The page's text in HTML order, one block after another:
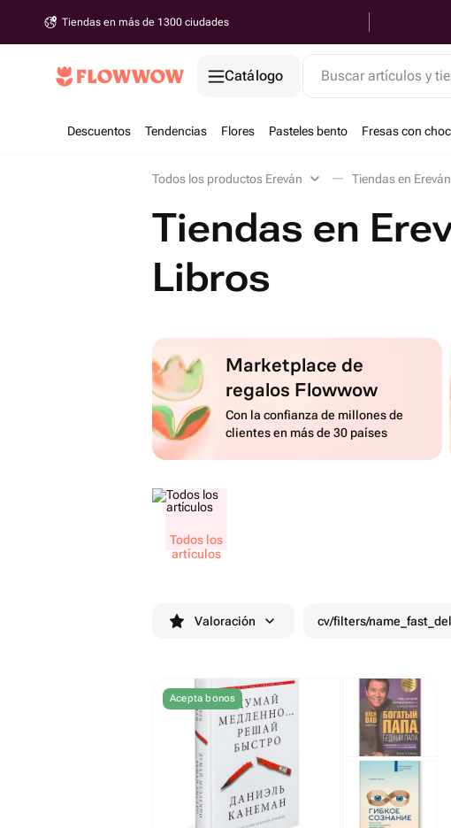
Tiendas en más de 1300 ciudades
Catálogo Buscar artículos y
Descuentos Tendencias Flores Pasteles bento Fresas con
Todos los productos Ereván Tiendas en
Tiendas en
Libros
Marketplace de
regalos Flowwow
Con la confianza de millones de
clientes en más de 30 países
Todos los
artículos
Valoración cv/filters/
Acepta bonos